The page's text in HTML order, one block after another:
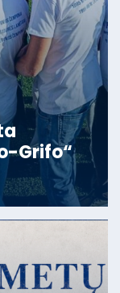
Grifo“